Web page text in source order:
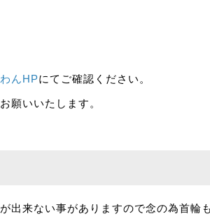
んHPにてご確認ください。
願いいたします。
出来ない事がありますので念の為首輪